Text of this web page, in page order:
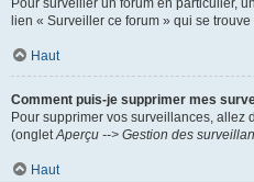
Pour surveiller un forum en particulier,
lien « Surveiller ce forum » qui se
Haut
Comment puis-je supprimer mes
Pour supprimer vos surveillances, allez
(ongletAperçu --> Gestion des
Haut